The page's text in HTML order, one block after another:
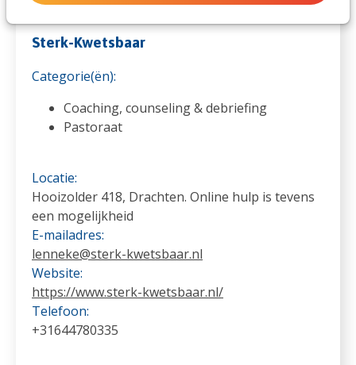
Sterk-Kwetsbaar
Categorie(ën):
Coaching, counseling & debriefing
Pastoraat
Locatie:
Hooizolder 418, Drachten. Online hulp is tevens
een mogelijkheid
E-mailadres:
lenneke@sterk-kwetsbaar.nl
Website:
https://www.sterk-kwetsbaar.nl/
Telefoon:
+31644780335